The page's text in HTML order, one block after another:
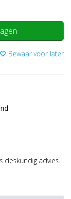
favorite_border Bewaar voor later
deskundig advies.